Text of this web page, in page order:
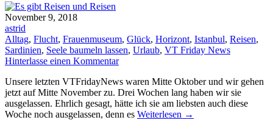
November 9, 2018
astrid
Alltag, Flucht, Frauenmuseum, Glück, Horizont, Istanbul, Reisen,
Sardinien, Seele baumeln lassen, Urlaub, VT Friday News
Hinterlasse einen Kommentar
Unsere letzten VTFridayNews waren Mitte Oktober und wir gehen
jetzt auf Mitte November zu. Drei Wochen lang haben wir sie
ausgelassen. Ehrlich gesagt, hätte ich sie am liebsten auch diese
Woche noch ausgelassen, denn es Weiterlesen →